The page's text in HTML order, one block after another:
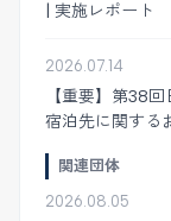
| 実施レポート
2026.07.14
【重要】第38
宿泊先に関する
関連団体
2026.08.05